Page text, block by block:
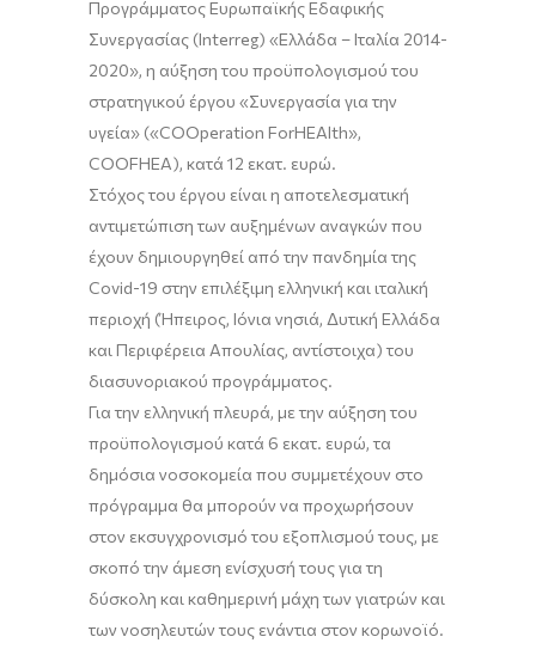
Προγράμματος Ευρωπαϊκής Εδαφικής
Συνεργασίας (Interreg) «Ελλάδα –Ιταλία 2014-
2020», η αύξηση του προϋπολογισμού του
στρατηγικού έργου «Συνεργασία για την
υγεία» («COOperation ForHEAlth»,
COOFHEA), κατά 12 εκατ. ευρώ.
Στόχος του έργου είναι η αποτελεσματική
αντιμετώπιση των αυξημένων αναγκών που
έχουν δημιουργηθεί από την πανδημία της
Covid-19 στην επιλέξιμη ελληνική και ιταλική
περιοχή (Ήπειρος, Ιόνια νησιά, Δυτική Ελλάδα
και Περιφέρεια Απουλίας, αντίστοιχα) του
διασυνοριακού προγράμματος.
Για την ελληνική πλευρά, με την αύξηση του
προϋπολογισμού κατά 6 εκατ. ευρώ, τα
δημόσια νοσοκομεία που συμμετέχουν στο
πρόγραμμα θα μπορούν να προχωρήσουν
στον εκσυγχρονισμό του εξοπλισμού τους, με
σκοπό την άμεση ενίσχυσή τους για τη
δύσκολη και καθημερινή μάχη των γιατρών και
των νοσηλευτών τους ενάντια στον κορωνοϊό.